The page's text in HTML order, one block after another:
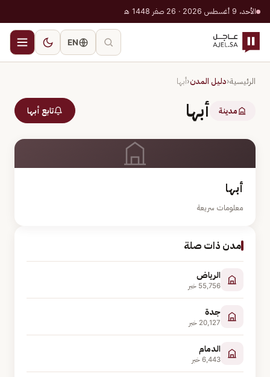
الأحد، 9 أغسطس 2026 · 26 صفر 1448 هـ
EN
الرئيسية‹دليل المدن‹أبها
مدينة أبها تابع أبها
أبها
معلومات سريعة
مدن ذات صلة
الرياض
55,756 خبر
جدة
20,127 خبر
الدمام
6,443 خبر